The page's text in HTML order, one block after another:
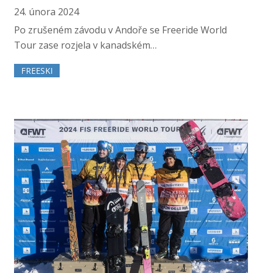
24. února 2024
Po zrušeném závodu v Andoře se Freeride World
Tour zase rozjela v kanadském…
FREESKI